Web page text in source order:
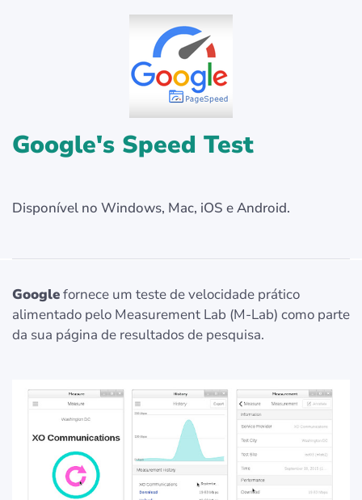
Google's Speed Test
Disponível no Windows, Mac, iOS e Android.
Googlefornece um teste de velocidade prático
alimentado pelo Measurement Lab (M-Lab) como parte
da sua página de resultados de pesquisa.